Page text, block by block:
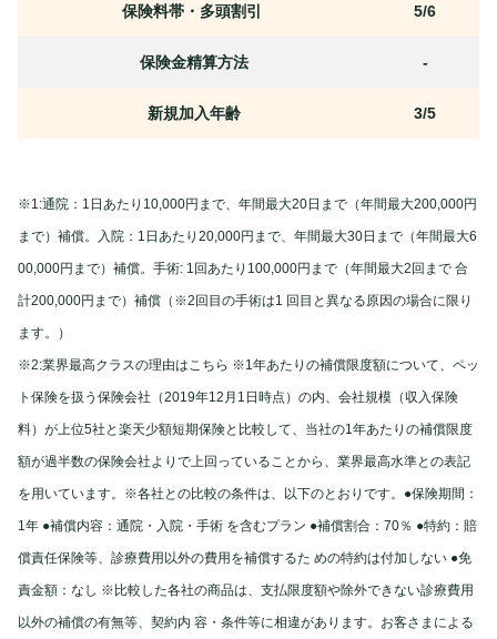
保険料帯・多頭割引 5/6
保険金精算方法 -
新規加入年齢 3/5
※1:通院：1日あたり10,000円まで、年間最大20日まで（年間最大200,000円
まで）補償。入院：1日あたり20,000円まで、年間最大30日まで（年間最大6
00,000円まで）補償。手術: 1回あたり100,000円まで（年間最大2回まで 合
計200,000円まで）補償（※2回目の手術は1 回目と異なる原因の場合に限り
ます。）
※2:業界最高クラスの理由はこちら ※1年あたりの補償限度額について、ペッ
ト保険を扱う保険会社（2019年12月1日時点）の内、会社規模（収入保険
料）が上位5社と楽天少額短期保険と比較して、当社の1年あたりの補償限度
額が過半数の保険会社よりで上回っていることから、業界最高水準との表記
を用いています。※各社との比較の条件は、以下のとおりです。●保険期間：
1年 ●補償内容：通院・入院・手術 を含むプラン ●補償割合：70％ ●特約：賠
償責任保険等、診療費用以外の費用を補償するた めの特約は付加しない ●免
責金額：なし ※比較した各社の商品は、支払限度額や除外できない診療費用
以外の補償の有無等、契約内 容・条件等に相違があります。お客さまによる